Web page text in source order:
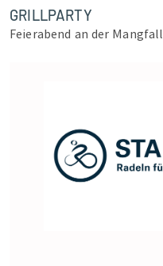
GRILLPARTY
Feierabend an der Mangfall